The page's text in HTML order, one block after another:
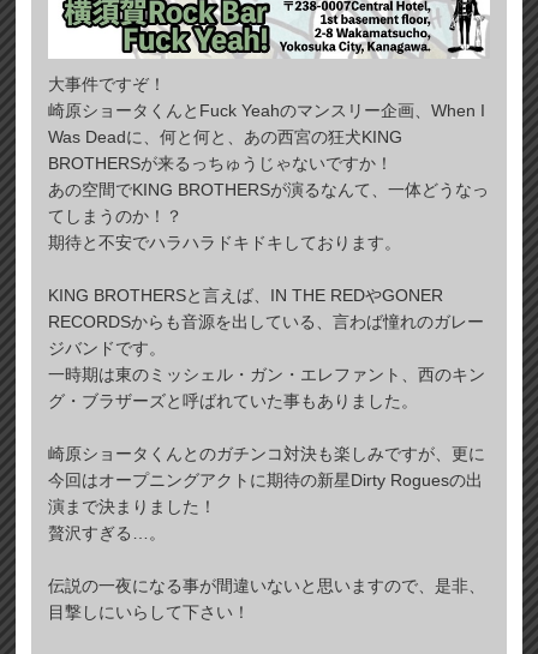
大事件ですぞ！
崎原ショータくんとFuck Yeahのマンスリー企画、When I
Was Deadに、何と何と、あの西宮の狂犬KING
BROTHERSが来るっちゅうじゃないですか！
あの空間でKING BROTHERSが演るなんて、一体どうなっ
てしまうのか！？
期待と不安でハラハラドキドキしております。
KING BROTHERSと言えば、IN THE REDやGONER
RECORDSからも音源を出している、言わば憧れのガレー
ジバンドです。
一時期は東のミッシェル・ガン・エレファント、西のキン
グ・ブラザーズと呼ばれていた事もありました。
崎原ショータくんとのガチンコ対決も楽しみですが、更に
今回はオープニングアクトに期待の新星Dirty Roguesの出
演まで決まりました！
贅沢すぎる…。
伝説の一夜になる事が間違いないと思いますので、是非、
目撃しにいらして下さい！